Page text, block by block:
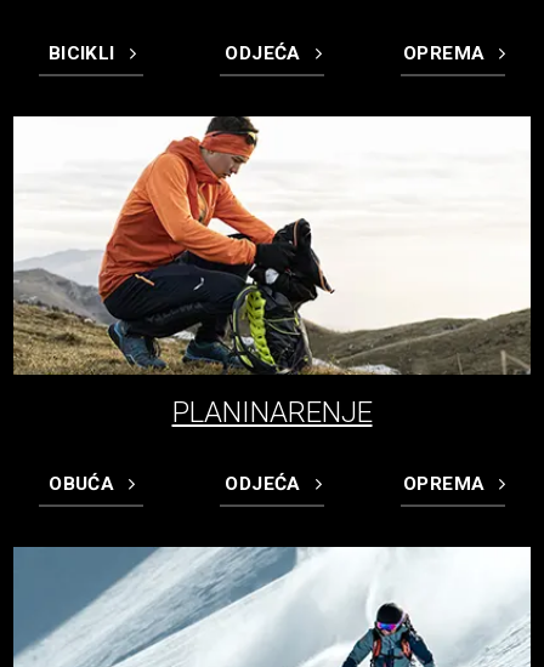
BICIKLI ODJEĆA OPREMA
PLANINARENJE
OBUĆA ODJEĆA OPREMA